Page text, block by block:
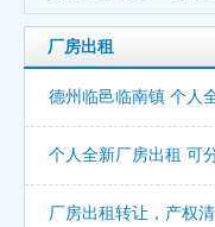
厂房出租
德州临邑临南镇 个人
个人全新厂房出租 可
厂房出租转让，产权